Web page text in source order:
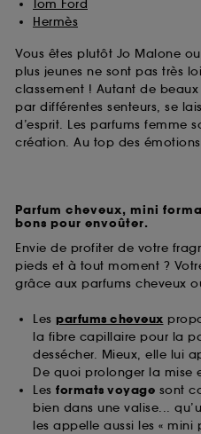
Tom Ford
Hermès
Vous êtes plutôt Jo Malone
plus jeunes ne sont pas très
classement ! Autant de
par différentes senteurs, se
d’esprit. Les parfums femme
création. Au top des
Parfum cheveux, mini
bons pour envoûter.
Envie de profiter de votre
pieds et à tout moment ?
grâce aux parfums cheveux
Les parfums cheveux
la fibre capillaire pour la
dessécher. Mieux, elle lui
De quoi prolonger la mise
Les formats voyage sont
bien dans une valise...
les appelle aussi les « mini